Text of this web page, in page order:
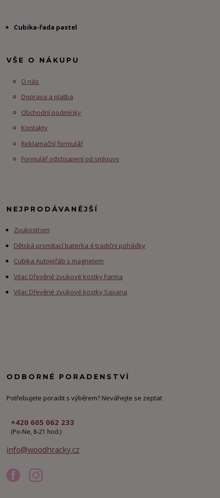
Cubika-řada pastel
VŠE O NÁKUPU
O nás
Doprava a platba
Obchodní podmínky
Kontakty
Reklamační formulář
Formulář odstoupení od smlouvy
NEJPRODÁVANĚJŠÍ
Zvukostrom
Dětská promítací baterka 4 tradiční pohádky
Cubika Autojeřáb s magnetem
Vilac Dřevěné zvukové kostky Farma
Vilac Dřevěné zvukové kostky Savana
ODBORNÉ PORADENSTVÍ
Potřebujete poradit s výběrem? Neváhejte se zeptat
+420 605 062 233
(Po-Ne, 8-21 hod.)
info@woodhracky.cz